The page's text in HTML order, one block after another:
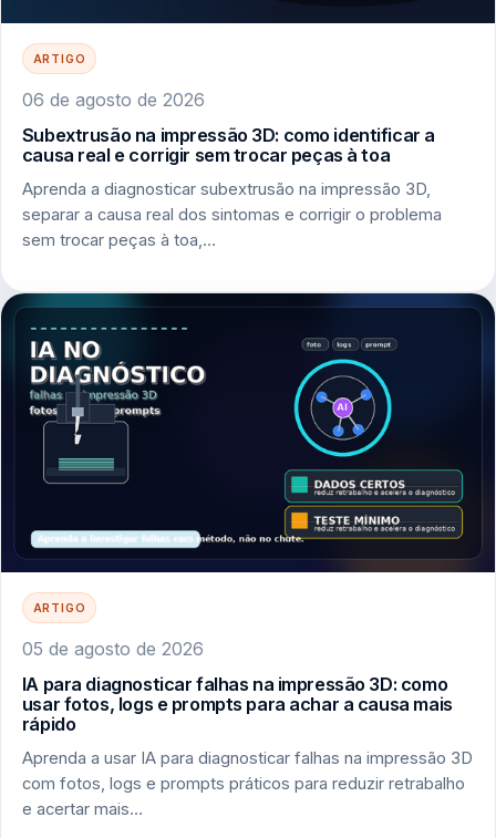
ARTIGO
06 de agosto de 2026
Subextrusão na impressão 3D: como identificar a
causa real e corrigir sem trocar peças à toa
Aprenda a diagnosticar subextrusão na impressão 3D,
separar a causa real dos sintomas e corrigir o problema
sem trocar peças à toa,…
ARTIGO
05 de agosto de 2026
IA para diagnosticar falhas na impressão 3D: como
usar fotos, logs e prompts para achar a causa mais
rápido
Aprenda a usar IA para diagnosticar falhas na impressão 3D
com fotos, logs e prompts práticos para reduzir retrabalho
e acertar mais…